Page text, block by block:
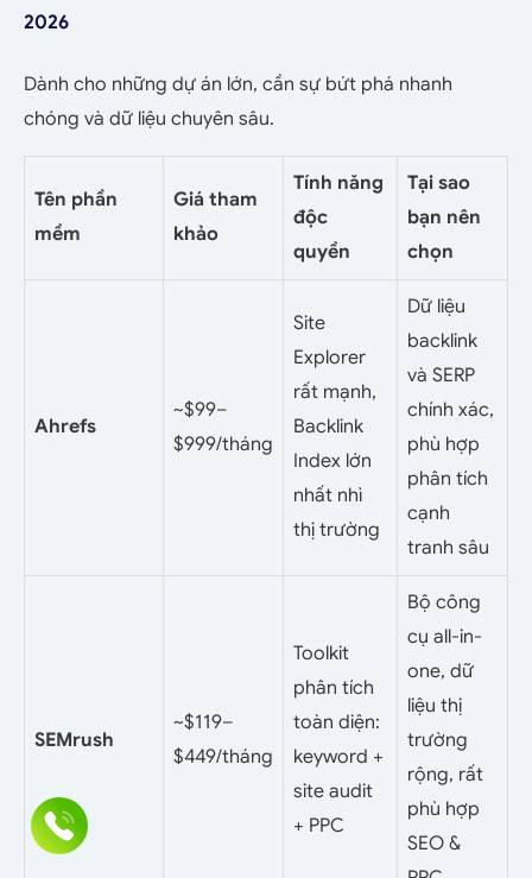
2026
Dành cho những dự án lớn, cần sự bứt phá nhanh
chóng và dữ liệu chuyên sâu.
Tên phần
mềm
Giá tham
khảo
Tính năng
độc
quyền
Tại sao
bạn nên
chọn
Ahrefs
~$99–
$999/tháng
Site
Explorer
rất mạnh,
Backlink
Index lớn
nhất nhì
thị trường
Dữ liệu
backlink
và SERP
chính xác,
phù hợp
phân tích
cạnh
tranh sâu
SEMrush
~$119–
$449/tháng
Toolkit
phân tích
toàn diện:
keyword +
site audit
+ PPC
Bộ công
cụ all-in-
one, dữ
liệu thị
trường
rộng, rất
phù hợp
SEO &